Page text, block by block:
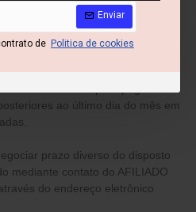
Enviar
de Politica de cookies
pela observância da comissão
Pagamento disponível no
Pessoa Jurídica, o prazo
Notas Fiscais para pagamento
ao último dia do mês em
prazo diverso do disposto
mediante contato do AFILIADO
do endereço eletrônico